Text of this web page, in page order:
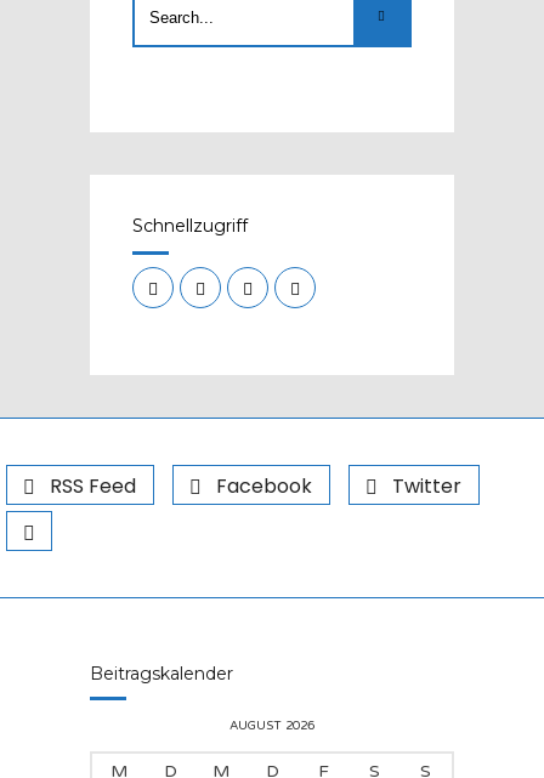
Schnellzugriff
RSS Feed Facebook Twitter
Beitragskalender
AUGUST 2026
M D M D F S S